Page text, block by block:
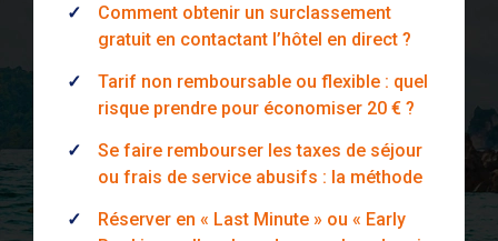
Comment obtenir un surclassement
gratuit en contactant l’hôtel en direct ?
Tarif non remboursable ou flexible : quel
risque prendre pour économiser 20 € ?
Se faire rembourser les taxes de séjour
ou frais de service abusifs : la méthode
Réserver en « Last Minute » ou « Early